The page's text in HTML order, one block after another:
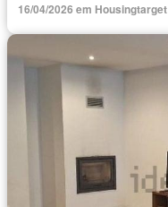
16/04/2026 em Housingtarget